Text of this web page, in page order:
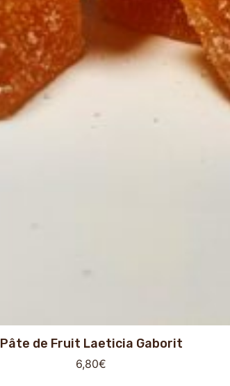
Pâte de Fruit Laeticia Gaborit
6,80€